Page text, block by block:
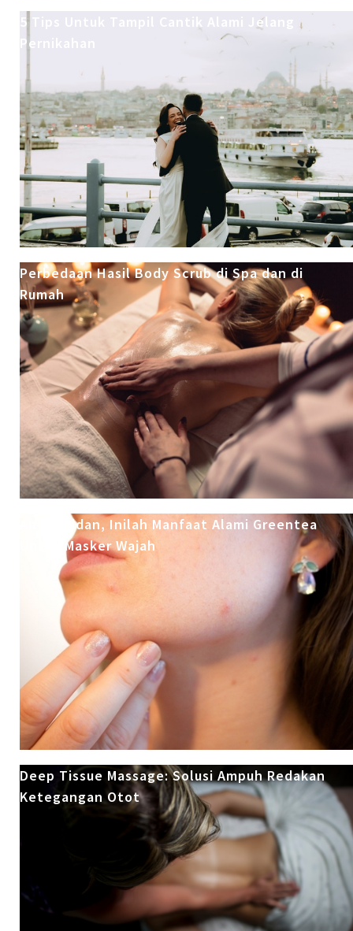
5 Tips Untuk Tampil Cantik Alami Jelang
Pernikahan
Perbedaan Hasil Body Scrub di Spa dan di
Rumah
Antioksidan, Inilah Manfaat Alami Greentea
Untuk Masker Wajah
Deep Tissue Massage: Solusi Ampuh Redakan
Ketegangan Otot